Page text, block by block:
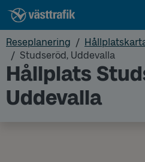
Reseplanering
Studseröd, Uddevalla
Hållplats
Uddevalla